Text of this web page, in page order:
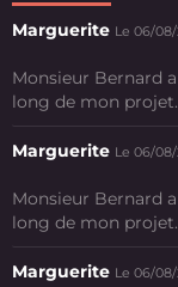
Marguerite Le 06/
Monsieur Bernard
long de mon
Marguerite Le 06/
Monsieur Bernard
long de mon
Marguerite Le 06/